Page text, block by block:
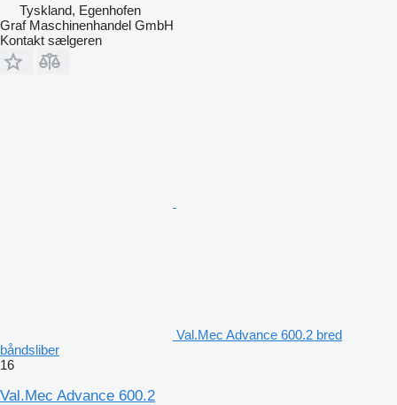
Tyskland, Egenhofen
Graf Maschinenhandel GmbH
Kontakt sælgeren
Val.Mec Advance 600.2 bred
båndsliber
16
Val.Mec Advance 600.2